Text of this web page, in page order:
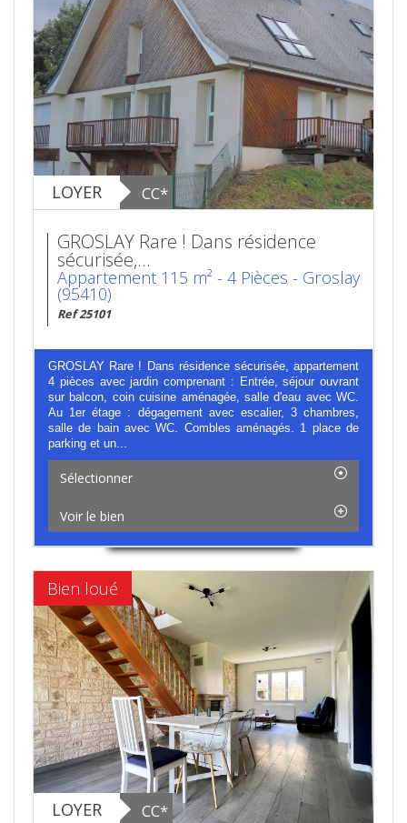
LOYER CC*
GROSLAY Rare ! Dans résidence
sécurisée,...
Appartement 115 m² - 4 Pièces - Groslay
(95410)
Ref 25101
GROSLAY Rare ! Dans résidence sécurisée, appartement
4 pièces avec jardin comprenant : Entrée, séjour ouvrant
sur balcon, coin cuisine aménagée, salle d'eau avec WC.
Au 1er étage : dégagement avec escalier, 3 chambres,
salle de bain avec WC. Combles aménagés. 1 place de
parking et un...
Sélectionner
Voir le bien
Bien loué
LOYER CC*